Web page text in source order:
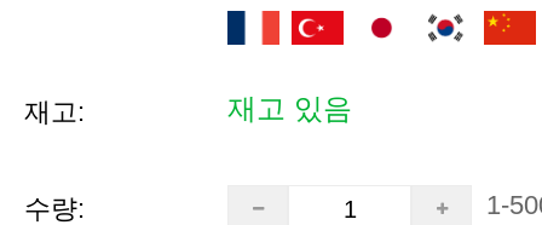
재고: 재고 있음
수량: 1-